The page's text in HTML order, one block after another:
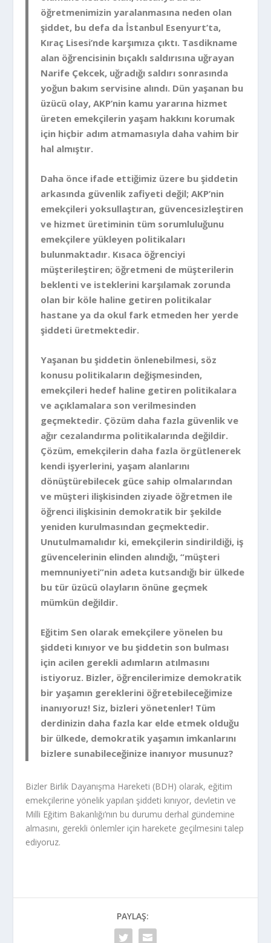
öğretmenimizin yaralanmasına neden olan
şiddet, bu defa da İstanbul Esenyurt’ta,
Kıraç Lisesi’nde karşımıza çıktı. Tasdikname
alan öğrencisinin bıçaklı saldırısına uğrayan
Narife Çekcek, uğradığı saldırı sonrasında
yoğun bakım servisine alındı. Dün yaşanan bu
üzücü olay, AKP’nin kamu yararına hizmet
üreten emekçilerin yaşam hakkını korumak
için hiçbir adım atmamasıyla daha vahim bir
hal almıştır.
Daha önce ifade ettiğimiz üzere bu şiddetin
arkasında güvenlik zafiyeti değil; AKP’nin
emekçileri yoksullaştıran, güvencesizleştiren
ve hizmet üretiminin tüm sorumluluğunu
emekçilere yükleyen politikaları
bulunmaktadır. Kısaca öğrenciyi
müşterileştiren; öğretmeni de müşterilerin
beklenti ve isteklerini karşılamak zorunda
olan bir köle haline getiren politikalar
hastane ya da okul fark etmeden her yerde
şiddeti üretmektedir.
Yaşanan bu şiddetin önlenebilmesi, söz
konusu politikaların değişmesinden,
emekçileri hedef haline getiren politikalara
ve açıklamalara son verilmesinden
geçmektedir. Çözüm daha fazla güvenlik ve
ağır cezalandırma politikalarında değildir.
Çözüm, emekçilerin daha fazla örgütlenerek
kendi işyerlerini, yaşam alanlarını
dönüştürebilecek güce sahip olmalarından
ve müşteri ilişkisinden ziyade öğretmen ile
öğrenci ilişkisinin demokratik bir şekilde
yeniden kurulmasından geçmektedir.
Unutulmamalıdır ki, emekçilerin sindirildiği, iş
güvencelerinin elinden alındığı, “müşteri
memnuniyeti”nin adeta kutsandığı bir ülkede
bu tür üzücü olayların önüne geçmek
mümkün değildir.
Eğitim Sen olarak emekçilere yönelen bu
şiddeti kınıyor ve bu şiddetin son bulması
için acilen gerekli adımların atılmasını
istiyoruz. Bizler, öğrencilerimize demokratik
bir yaşamın gereklerini öğretebileceğimize
inanıyoruz! Siz, bizleri yönetenler! Tüm
derdinizin daha fazla kar elde etmek olduğu
bir ülkede, demokratik yaşamın imkanlarını
bizlere sunabileceğinize inanıyor musunuz?
Bizler Birlik Dayanışma Hareketi (BDH) olarak, eğitim
emekçilerine yönelik yapılan şiddeti kınıyor, devletin ve
Milli Eğitim Bakanlığı’nın bu durumu derhal gündemine
almasını, gerekli önlemler için harekete geçilmesini talep
ediyoruz.
PAYLAŞ: